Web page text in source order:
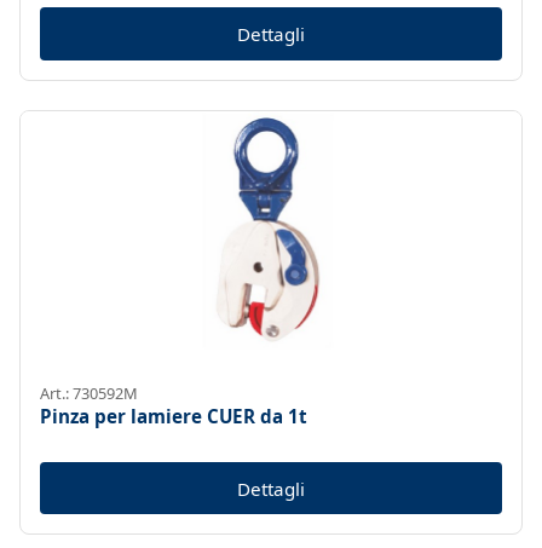
Dettagli
Art.: 730592M
Pinza per lamiere CUER da 1t
Dettagli